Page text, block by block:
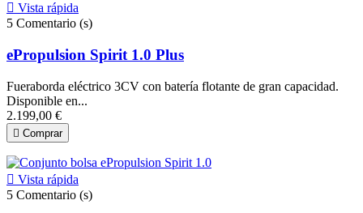
 Vista rápida
5 Comentario (s)
ePropulsion Spirit 1.0 Plus
Fueraborda eléctrico 3CV con batería flotante de gran capacidad.
Disponible en...
2.199,00 €
 Comprar
 Vista rápida
5 Comentario (s)